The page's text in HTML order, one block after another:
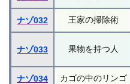
ナゾ032 王家の掃除術
ナゾ033 果物を持つ人
ナゾ034 カゴの中のリンゴ